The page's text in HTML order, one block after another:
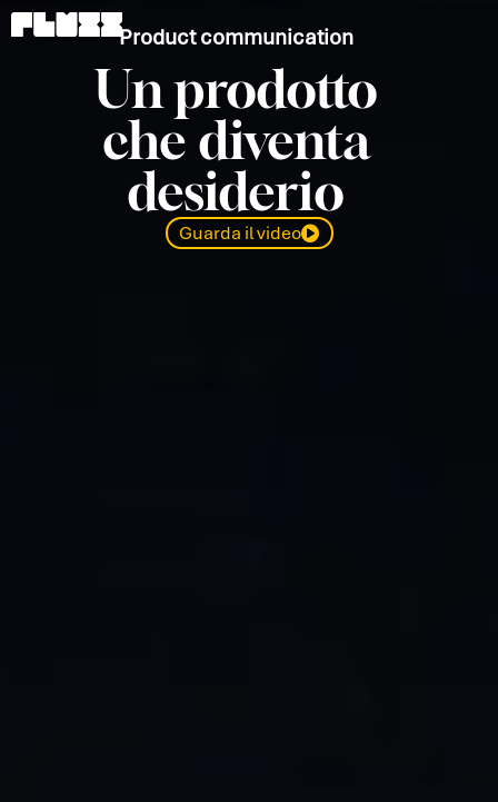
Vai
al
Product communication
Un prodotto
che diventa
desiderio
Guarda il video